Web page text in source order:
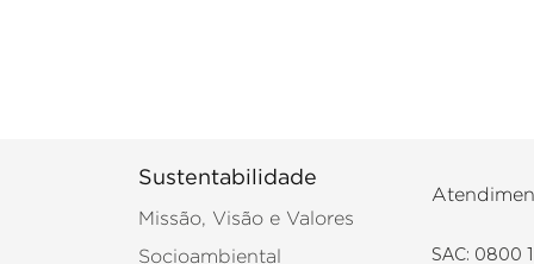
TINTA PISO PRETO: RESISTÊNCIA
Quando o projeto exige um piso escuro e resistente,
Sustentabilidade
Missão, Visão e Valores
Socioambiental SAC: 0800